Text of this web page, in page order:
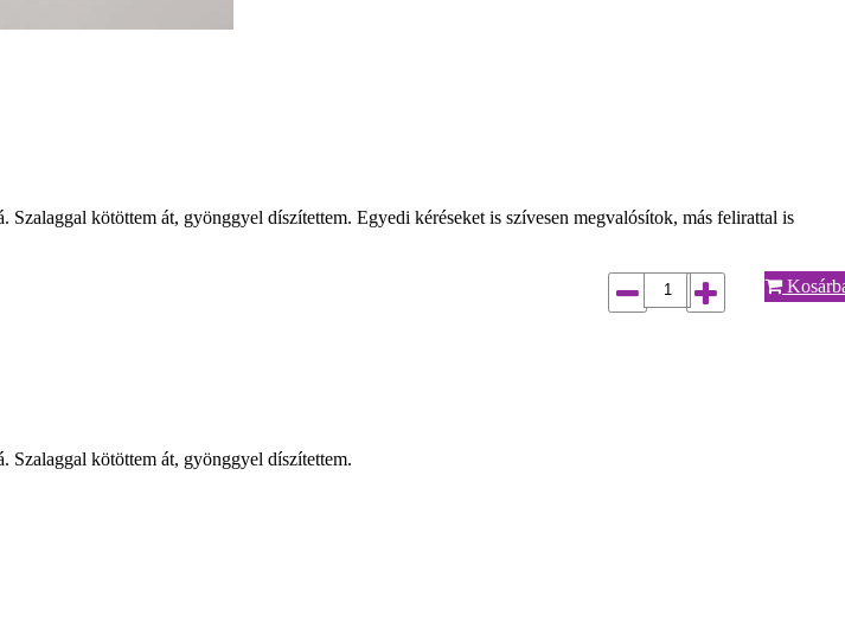
kötöttem át, gyönggyel díszítettem. Egyedi kéréseket is szívesen megvalósítok, más felirattal is
Szalaggal kötöttem át, gyönggyel díszítettem.